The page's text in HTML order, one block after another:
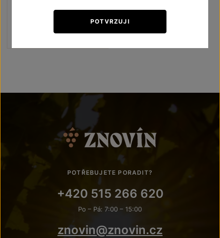
POTŘEBUJETE PORADIT?
+420 515 266 620
Po – Pá: 7:00 – 15:00
znovin@znovin.cz
POTVRZUJI